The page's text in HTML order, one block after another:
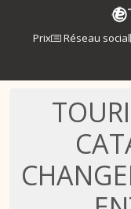
Prix Réseau social